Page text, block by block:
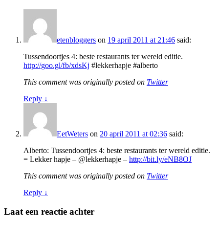
etenbloggers on 19 april 2011 at 21:46 said:
Tussendoortjes 4: beste restaurants ter wereld editie.
http://goo.gl/fb/xdsKj #lekkerhapje #alberto
This comment was originally posted on Twitter
Reply ↓
EetWeters on 20 april 2011 at 02:36 said:
Alberto: Tussendoortjes 4: beste restaurants ter wereld editie.
= Lekker hapje – @lekkerhapje – http://bit.ly/eNB8OJ
This comment was originally posted on Twitter
Reply ↓
Laat een reactie achter